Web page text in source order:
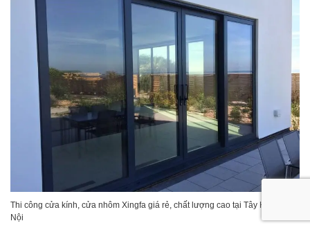
Thi công cửa kính, cửa nhôm Xingfa giá rẻ, chất lượng cao tại Tây Hồ, Hà
Nội